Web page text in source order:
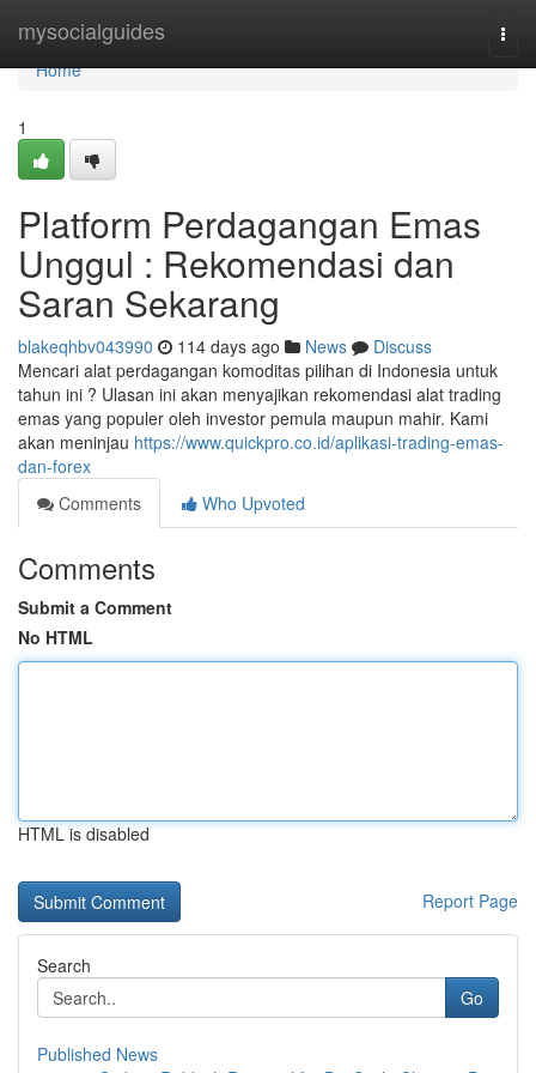
mysocialguides
Home
Home
1
Platform Perdagangan Emas
Unggul : Rekomendasi dan
Saran Sekarang
blakeqhbv043990 114 days ago News
Discuss
Mencari alat perdagangan komoditas pilihan di Indonesia untuk
tahun ini ? Ulasan ini akan menyajikan rekomendasi alat trading
emas yang populer oleh investor pemula maupun mahir. Kami
akan meninjau https://www.quickpro.co.id/aplikasi-trading-emas-
dan-forex
Comments
Who Upvoted
Comments
Submit a Comment
No HTML
HTML is disabled
Report Page
Search
Go
Published News